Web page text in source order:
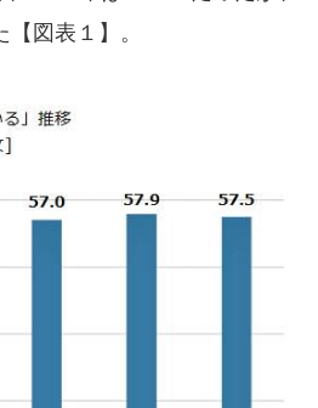
図表１】。